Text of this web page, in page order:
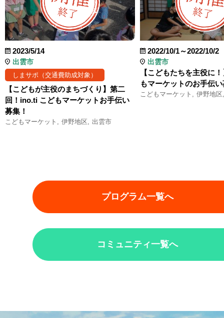
2023/5/14
出雲市
しまサポ（交通費助成対象）
【こどもが主役のまちづくり】第二
回！ino.ti こどもマーケットお手伝い
募集！
こどもマーケット 伊野地区 出雲市
2022/10/1～2022/10/2
出雲市
【こどもたちを主役に
もマーケットのお手伝
こどもマーケット 伊野地区
プログラム一覧へ
コミュニティ一覧へ